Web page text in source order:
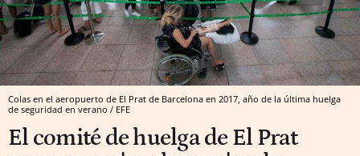
Colas en el aeropuerto de El Prat de Barcelona en 2017, año de la última huelga
de seguridad en verano / EFE
El comité de huelga de El Prat